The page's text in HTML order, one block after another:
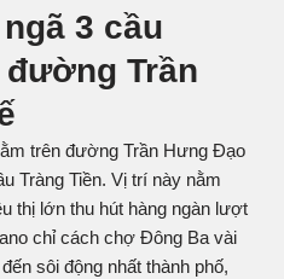
3 cầu
đường Trần
trên đường Trần Hưng Đạo
Tràng Tiền. Vị trí này nằm
thị lớn thu hút hàng ngàn lượt
chỉ cách chợ Đông Ba vài
sôi động nhất thành phố,